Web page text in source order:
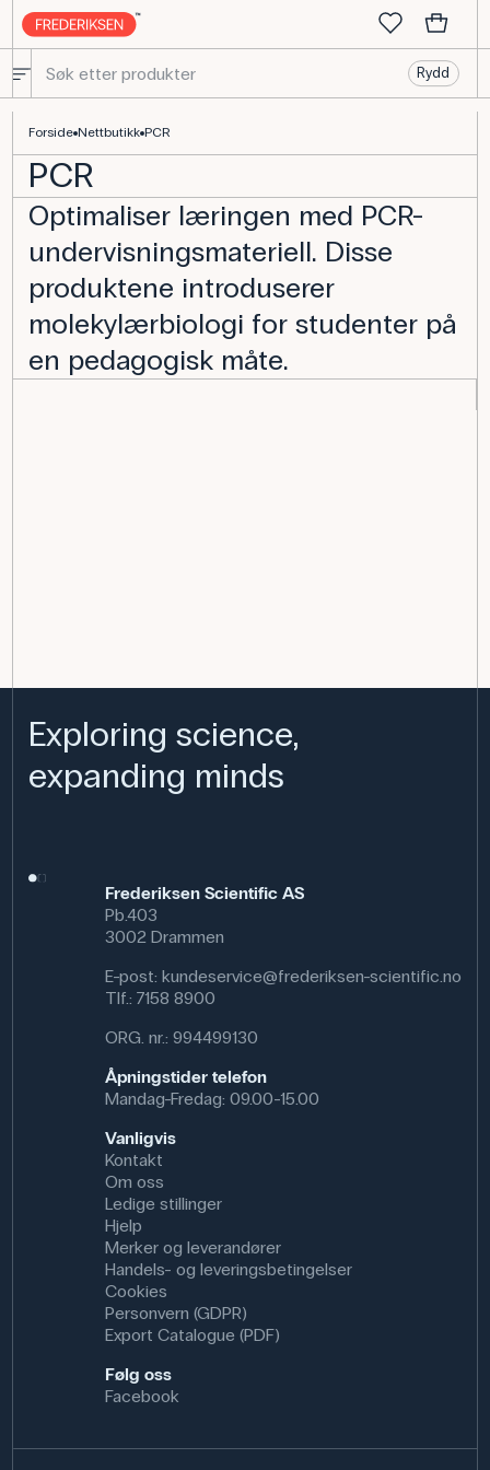
Rydd
Forside Nettbutikk PCR
PCR
Optimaliser læringen med PCR-
undervisningsmateriell. Disse
produktene introduserer
molekylærbiologi for studenter på
en pedagogisk måte.
Exploring science,
expanding minds
Frederiksen Scientific AS
Pb.403
3002 Drammen
E-post: kundeservice@frederiksen-scientific.no
Tlf.: 7158 8900
ORG. nr.: 994499130
Åpningstider telefon
Mandag-Fredag: 09.00-15.00
Vanligvis
Kontakt
Om oss
Ledige stillinger
Hjelp
Merker og leverandører
Handels- og leveringsbetingelser
Cookies
Personvern (GDPR)
Export Catalogue (PDF)
Følg oss
Facebook